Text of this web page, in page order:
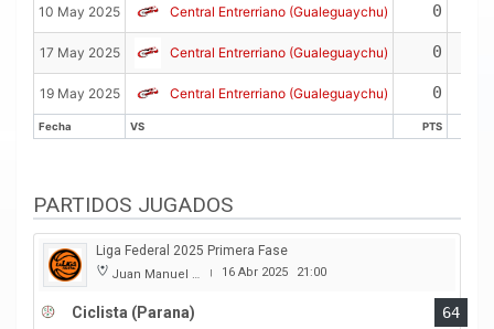
Fecha VS PTS
10 May 2025 Central Entrerriano (Gualeguaychu) 0
17 May 2025 Central Entrerriano (Gualeguaychu) 0
19 May 2025 Central Entrerriano (Gualeguaychu) 0
Fecha VS PTS
PARTIDOS JUGADOS
Liga Federal 2025 Primera Fase
Juan Manuel A. Baglietto | 16 Abr 2025 21:00
Ciclista (Parana)
64